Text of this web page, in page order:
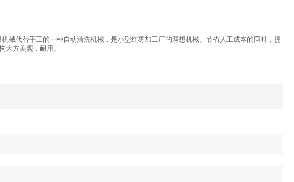
械代替手工的一种自动清洗机械，是小型红枣加工厂的理想机械。节省人工成本的同时，提
大方美观，耐用。